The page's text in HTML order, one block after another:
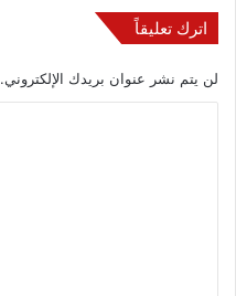
اترك تعليقاً
لن يتم نشر عنوان بريدك الإلكتروني.